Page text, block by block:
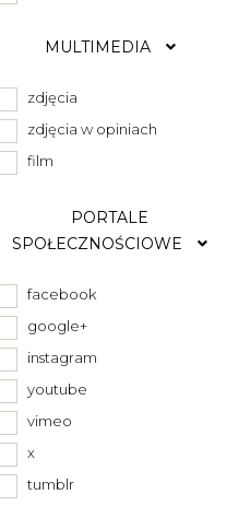
MULTIMEDIA
zdjęcia
zdjęcia w opiniach
film
PORTALE
SPOŁECZNOŚCIOWE
facebook
google+
instagram
youtube
vimeo
x
tumblr